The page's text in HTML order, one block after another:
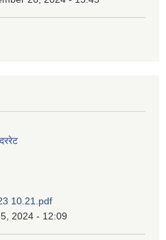
10.21.pdf
2024 - 12:09